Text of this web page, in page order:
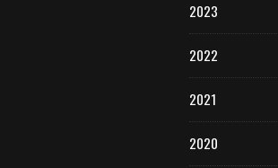
2023
2022
2021
2020